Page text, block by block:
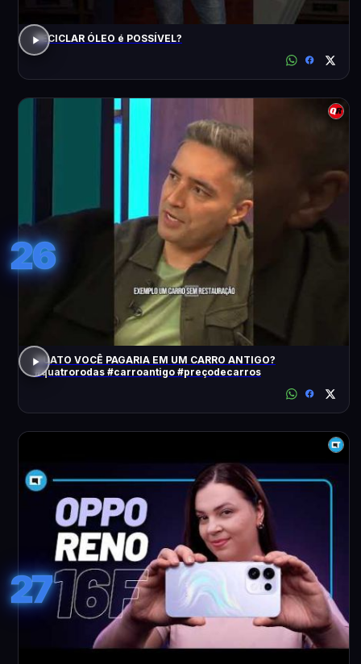
RECICLAR ÓLEO é POSSÍVEL?
26
QUATO VOCÊ PAGARIA EM UM CARRO ANTIGO?
#quatrorodas #carroantigo #preçodecarros
27